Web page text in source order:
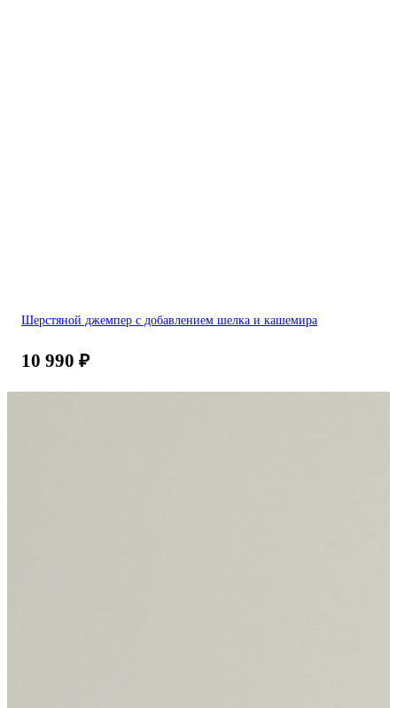
Шерстяной джемпер с добавлением шелка и кашемира
10 990 ₽